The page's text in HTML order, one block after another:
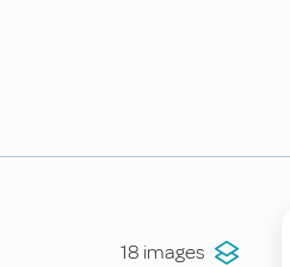
18 images